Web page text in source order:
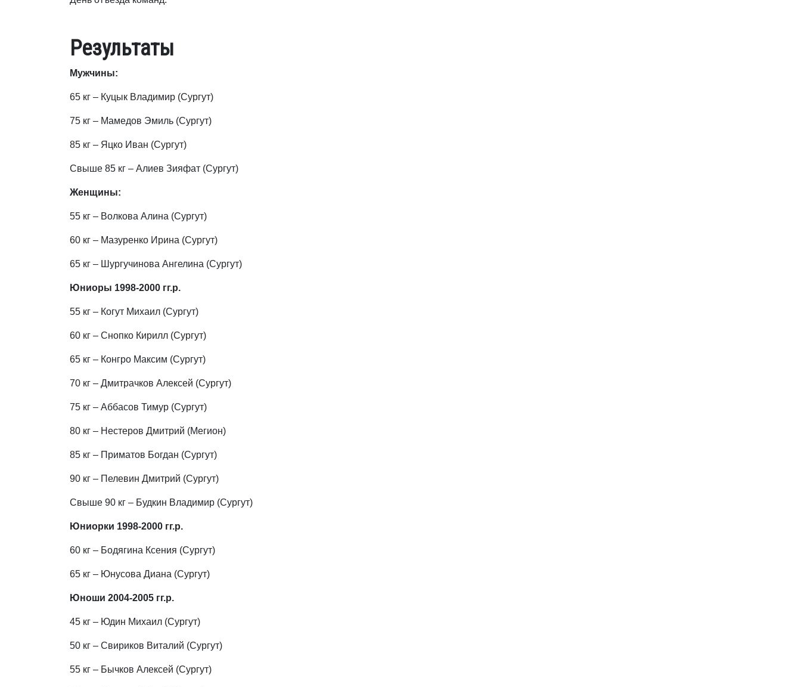
Результаты
Мужчины:
65 кг – Куцык Владимир (Сургут)
75 кг – Мамедов Эмиль (Сургут)
85 кг – Яцко Иван (Сургут)
Свыше 85 кг – Алиев Зияфат (Сургут)
Женщины:
55 кг – Волкова Алина (Сургут)
60 кг – Мазуренко Ирина (Сургут)
65 кг – Шургучинова Ангелина (Сургут)
Юниоры 1998-2000 гг.р.
55 кг – Когут Михаил (Сургут)
60 кг – Снопко Кирилл (Сургут)
65 кг – Конгро Максим (Сургут)
70 кг – Дмитрачков Алексей (Сургут)
75 кг – Аббасов Тимур (Сургут)
80 кг – Нестеров Дмитрий (Мегион)
85 кг – Приматов Богдан (Сургут)
90 кг – Пелевин Дмитрий (Сургут)
Свыше 90 кг – Будкин Владимир (Сургут)
Юниорки 1998-2000 гг.р.
60 кг – Бодягина Ксения (Сургут)
65 кг – Юнусова Диана (Сургут)
Юноши 2004-2005 гг.р.
45 кг – Юдин Михаил (Сургут)
50 кг – Свириков Виталий (Сургут)
55 кг – Бычков Алексей (Сургут)